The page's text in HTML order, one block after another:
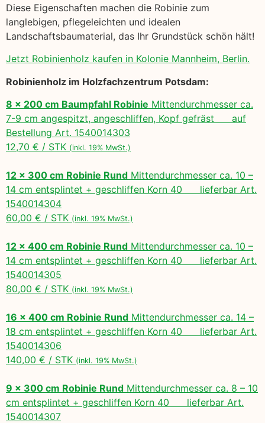
Diese Eigenschaften machen die Robinie zum
langlebigen, pflegeleichten und idealen
Landschaftsbaumaterial, das Ihr Grundstück schön hält!
Jetzt Robinienholz kaufen in Kolonie Mannheim, Berlin.
Robinienholz im Holzfachzentrum Potsdam:
8 x 200 cm Baumpfahl Robinie Mittendurchmesser ca.
7-9 cm angespitzt, angeschliffen, Kopf gefräst auf
Bestellung Art. 1540014303
12,70 € / STK (inkl. 19% MwSt.)
12 x 300 cm Robinie Rund Mittendurchmesser ca. 10 –
14 cm entsplintet + geschliffen Korn 40 lieferbar Art.
1540014304
60,00 € / STK (inkl. 19% MwSt.)
12 x 400 cm Robinie Rund Mittendurchmesser ca. 10 –
14 cm entsplintet + geschliffen Korn 40 lieferbar Art.
1540014305
80,00 € / STK (inkl. 19% MwSt.)
16 x 400 cm Robinie Rund Mittendurchmesser ca. 14 –
18 cm entsplintet + geschliffen Korn 40 lieferbar Art.
1540014306
140,00 € / STK (inkl. 19% MwSt.)
9 x 300 cm Robinie Rund Mittendurchmesser ca. 8 – 10
cm entsplintet + geschliffen Korn 40 lieferbar Art.
1540014307